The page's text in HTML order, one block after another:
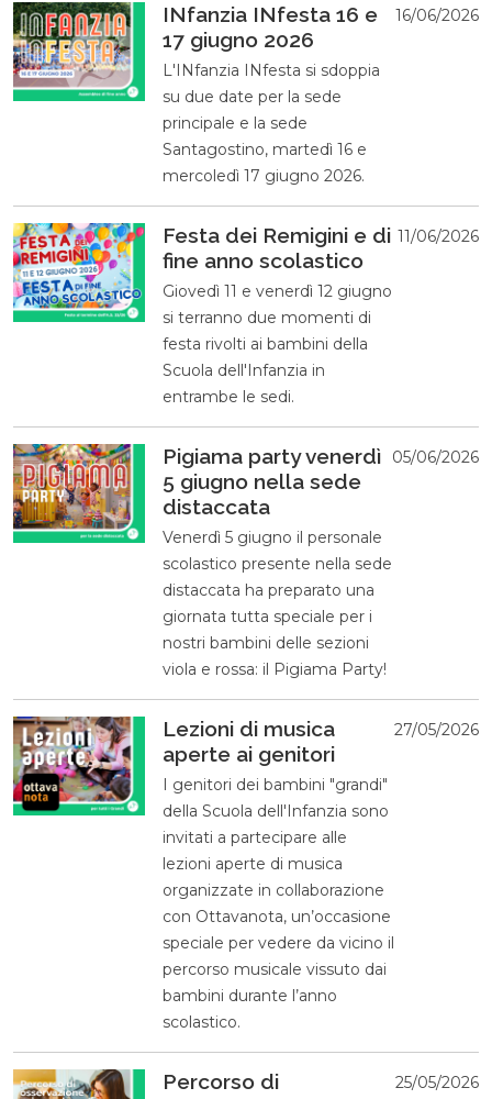
INfanzia INfesta 16 e
17 giugno 2026
L'INfanzia INfesta si sdoppia
su due date per la sede
principale e la sede
Santagostino, martedì 16 e
mercoledì 17 giugno 2026.
16/06/2026
Festa dei Remigini e di
fine anno scolastico
Giovedì 11 e venerdì 12 giugno
si terranno due momenti di
festa rivolti ai bambini della
Scuola dell'Infanzia in
entrambe le sedi.
11/06/2026
Pigiama party venerdì
5 giugno nella sede
distaccata
Venerdì 5 giugno il personale
scolastico presente nella sede
distaccata ha preparato una
giornata tutta speciale per i
nostri bambini delle sezioni
viola e rossa: il Pigiama Party!
05/06/2026
Lezioni di musica
aperte ai genitori
I genitori dei bambini "grandi"
della Scuola dell'Infanzia sono
invitati a partecipare alle
lezioni aperte di musica
organizzate in collaborazione
con Ottavanota, un’occasione
speciale per vedere da vicino il
percorso musicale vissuto dai
bambini durante l’anno
scolastico.
27/05/2026
Percorso di
25/05/2026